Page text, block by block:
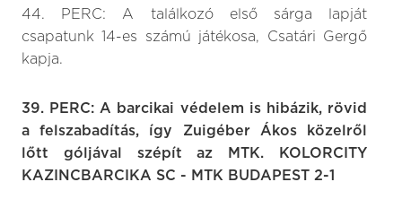
44. PERC: A találkozó első sárga lapját
csapatunk 14-es számú játékosa, Csatári Gergő
kapja.
39. PERC: A barcikai védelem is hibázik, rövid
a felszabadítás, így Zuigéber Ákos közelről
lőtt góljával szépít az MTK. KOLORCITY
KAZINCBARCIKA SC - MTK BUDAPEST 2-1